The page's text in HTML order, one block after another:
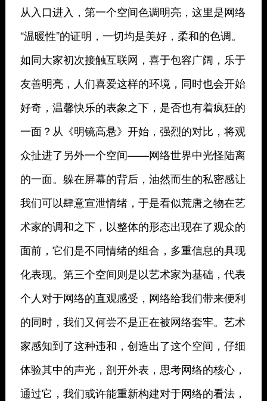
从入口进入，第一个空间色调明亮，这里是网络
“温暖性”的证明，一切均是美好，柔和的色调。
如同大家初次接触互联网，喜于包容广阔，乐于
友善明亮，人们喜爱这样的环境，同时也会开始
好奇，温馨快乐的表象之下，是否也有着疯狂的
一面？从《明镜高悬》开始，强烈的对比，将观
众扯进了另外一个空间——网络世界中光怪陆离
的一面。躲在屏幕的背后，油然而生的私密感让
我们可以肆意宣泄情绪，于是看似荒唐之物在艺
术家的调和之下，以整体的形态出现在了观众的
面前，它们是不同情绪的组合，多重信息的具现
化表现。第三个空间则是以艺术家为基础，代表
个人对于网络的直观感受，网络给我们带来便利
的同时，我们又何尝不是正在被网络套牢。艺术
家感知到了这种违和，创造出了这个空间，仔细
体验其中的声光，剖开外表，思考网络的核心，
通过它，我们或许能重新构建对于网络的看法，